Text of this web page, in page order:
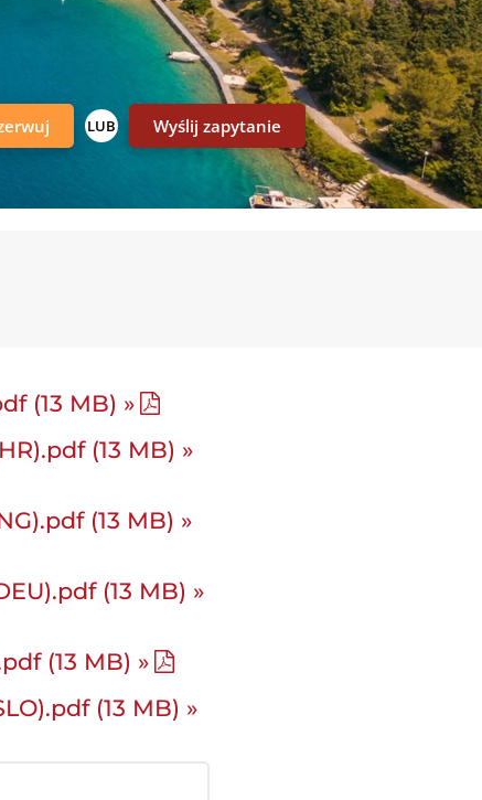
LUB Wyślij zapytanie
(13 MB) »
(13 MB) »
(13 MB) »
(13 MB) »
(13 MB) »
(13 MB) »